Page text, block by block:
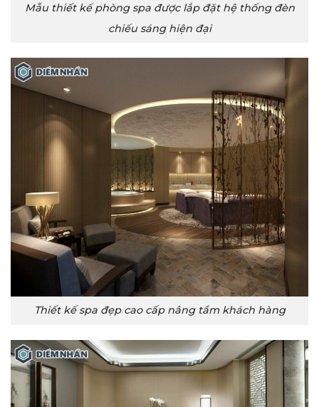
Mẫu thiết kế phòng spa được lắp đặt hệ thống đèn
chiếu sáng hiện đại
Thiết kế spa đẹp cao cấp nâng tầm khách hàng